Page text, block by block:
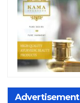
Advertisement